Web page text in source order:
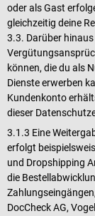
oder als Gast
gleichzeitig deine
3.3. Darüber
können, die du als
Dienste erwerben
Kundenkonto
dieser
3.1.3 Eine
erfolgt
und Dropshipping
die
DocCheck AG,